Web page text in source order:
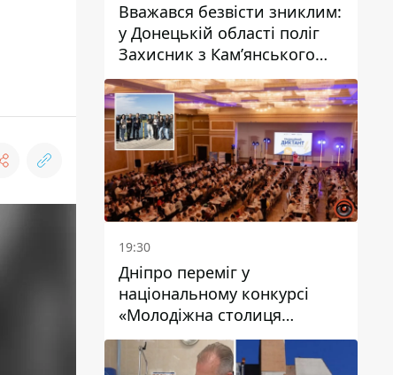
Вважався безвісти зниклим:
у Донецькій області поліг
Захисник з Кам’янського
Антон Красовський
19:30
Дніпро переміг у
національному конкурсі
«Молодіжна столиця
України – 2026»